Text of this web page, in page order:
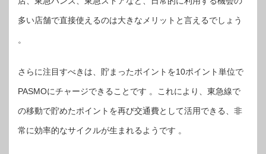
多い店舗で直接使えるのは大きなメリットと言えるでしょう
。
さらに注目すべきは、貯まったポイントを10ポイント単位で
PASMOにチャージできることです 。これにより、東急線で
の移動で貯めたポイントを再び交通費として活用できる、非
常に効率的なサイクルが生まれるようです 。